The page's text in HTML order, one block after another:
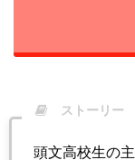
ストーリー
頭文高校生の